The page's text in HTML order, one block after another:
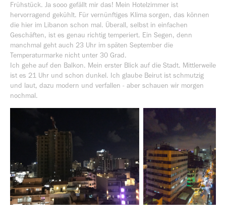
Frühstück. Ja sooo gefällt mir das! Mein Hotelzimmer ist
hervorragend gekühlt. Für vernünftiges Klima sorgen, das können
die hier im Libanon schon mal. Überall, selbst in einfachen
Geschäften, ist es genau richtig temperiert. Ein Segen, denn
manchmal geht auch 23 Uhr im späten September die
Temperaturmarke nicht unter 30 Grad.
Ich gehe auf den Balkon. Mein erster Blick auf die Stadt. Mittlerweile
ist es 21 Uhr und schon dunkel. Ich glaube Beirut ist schmutzig
und laut, dazu modern und verfallen - aber schauen wir morgen
nochmal.